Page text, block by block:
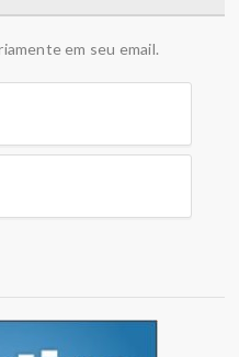
em seu email.